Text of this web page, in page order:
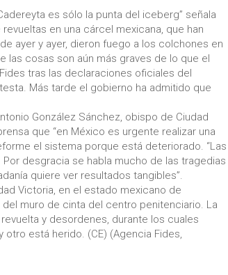
es sólo la punta del iceberg” señala
en una cárcel mexicana, que han
ayer y ayer, dieron fuego a los colchones en
las cosas son aún más graves de lo que el
tras las declaraciones oficiales del
Más tarde el gobierno ha admitido que
González Sánchez, obispo de Ciudad
que “en México es urgente realizar una
el sistema porque está deteriorado. “Las
desgracia se habla mucho de las tragedias
quiere ver resultados tangibles”.
Victoria, en el estado mexicano de
muro de cinta del centro penitenciario. La
y desordenes, durante los cuales
está herido. (CE) (Agencia Fides,